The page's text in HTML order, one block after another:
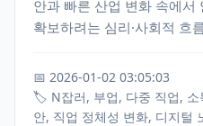
안과 빠른 산업 변화 속에서
확보하려는 심리·사회적 흐
📅 2026-01-02 03:05:03
🏷️ N잡러, 부업, 다중 직업, 소
안, 직업 정체성 변화, 디지털